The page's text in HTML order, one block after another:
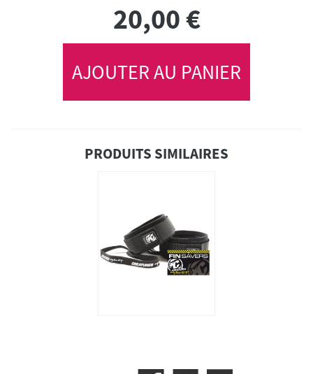
20,00€
AJOUTER AU PANIER
PRODUITS SIMILAIRES